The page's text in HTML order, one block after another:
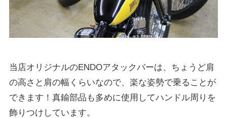
当店オリジナルのENDOアタックバーは、ちょうど肩
の高さと肩の幅くらいなので、楽な姿勢で乗ることが
できます！真鍮部品も多めに使用してハンドル周りを
飾りつけしています。